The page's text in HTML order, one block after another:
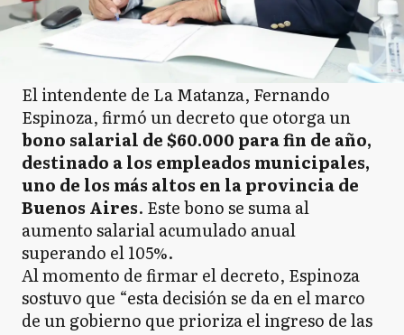
El intendente de La Matanza, Fernando
Espinoza, firmó un decreto que otorga un
bono salarial de $60.000 para fin de año,
destinado a los empleados municipales,
uno de los más altos en la provincia de
Buenos Aires. Este bono se suma al
aumento salarial acumulado anual
superando el 105%.
Al momento de firmar el decreto, Espinoza
sostuvo que “esta decisión se da en el marco
de un gobierno que prioriza el ingreso de las